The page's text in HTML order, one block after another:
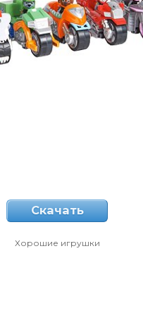
Скачать
Хорошие игрушки